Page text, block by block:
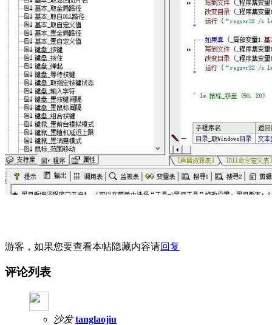
游客，如果您要查看本帖隐藏内容请回复
评论列表
沙发 tanglaojiu